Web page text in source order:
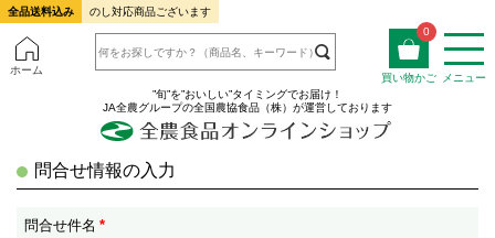
全品送料込み のし対応商品ございます
ホーム
0
買い物かご
メニュー
”旬”を”おいしい”タイミングでお届け！
JA全農グループの全国農協食品（株）が運営しております
問合せ情報の入力
問合せ件名 *